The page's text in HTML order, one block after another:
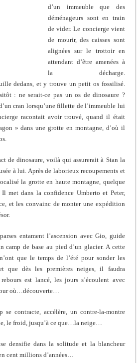
d’un immeuble que des
déménageurs sont en train
de vider. Le concierge vient
de mourir, des caisses sont
alignées sur le trottoir en
attendant d’être amenées à
la décharge.
dedans, et y trouve un petit os fossilisé.
: ne serait-ce pas un os de dinosaure ?
cran lorsqu’une fillette de l’immeuble lui
racontait avoir trouvé, quand il était
» dans une grotte en montagne, d’où il
de dinosaure, voilà qui assurerait à Stan la
à lui. Après de laborieux recoupements et
la grotte en haute montagne, quelque
met dans la confidence Umberto et Peter,
et les convainc de monter une expédition
entament l’ascension avec Gio, guide
camp de base au pied d’un glacier. A cette
que le temps de l’été pour sonder les
que dès les premières neiges, il faudra
est lancé, les jours s’écoulent avec
où…découverte…
contracte, accélère, un contre-la-montre
le froid, jusqu’à ce que…la neige…
densifie dans la solitude et la blancheur
cent millions d’années…